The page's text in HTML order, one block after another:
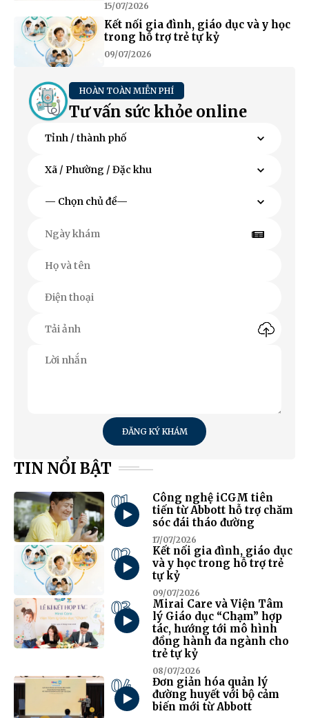
15/07/2026
Kết nối gia đình, giáo dục và y học
trong hỗ trợ trẻ tự kỷ
09/07/2026
HOÀN TOÀN MIỄN PHÍ
Tư vấn sức khỏe online
ĐĂNG KÝ KHÁM
TIN NỔI BẬT
01
Công nghệ iCGM tiên
tiến từ Abbott hỗ trợ chăm
sóc đái tháo đường
17/07/2026
02
Kết nối gia đình, giáo dục
và y học trong hỗ trợ trẻ
tự kỷ
09/07/2026
03
Mirai Care và Viện Tâm
lý Giáo dục “Chạm” hợp
tác, hướng tới mô hình
đồng hành đa ngành cho
trẻ tự kỷ
08/07/2026
04
Đơn giản hóa quản lý
đường huyết với bộ cảm
biến mới từ Abbott